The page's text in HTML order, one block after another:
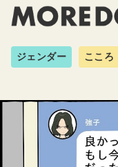
ジェンダー こころ